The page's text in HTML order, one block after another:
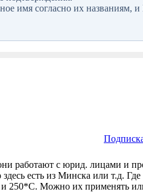
имя согласно их названиям,
работают с юрид. лицами и
есть из Минска или т.д.
и 250*С. Можно их применять